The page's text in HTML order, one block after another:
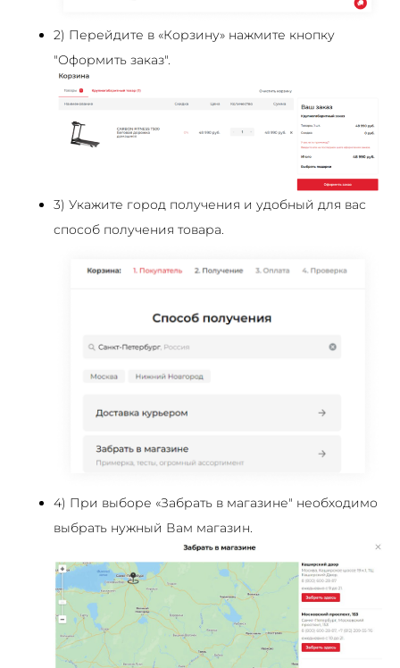
2) Перейдите в «Корзину» нажмите кнопку
"Оформить заказ".
3) Укажите город получения и удобный для вас
способ получения товара.
4) При выборе «Забрать в магазине" необходимо
выбрать нужный Вам магазин.